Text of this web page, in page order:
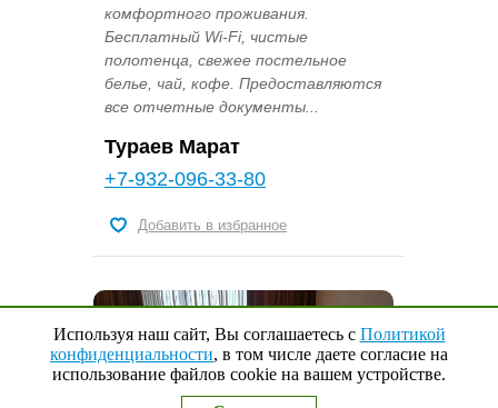
комфортного проживания.
Бесплатный Wi-Fi, чистые
полотенца, свежее постельное
белье, чай, кофе. Предоставляются
все отчетные документы...
Тураев Марат
+7-932-096-33-80
Добавить в избранное
Используя наш сайт, Вы соглашаетесь с Политикой
конфиденциальности, в том числе даете согласие на
использование файлов cookie на вашем устройстве.
Выбранные квартиры 0 Наверх